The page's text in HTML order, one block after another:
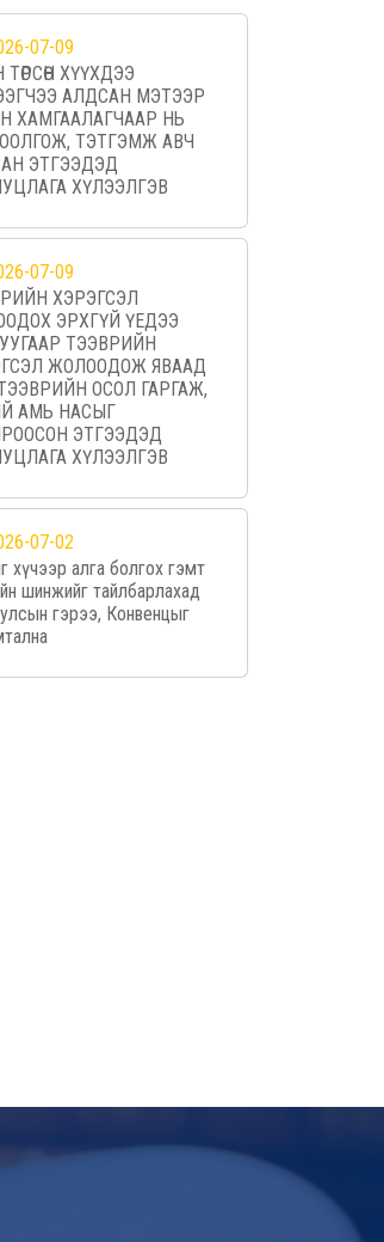
07-09
ТӨРСӨН ХҮҮХДЭЭ
АЛДСАН МЭТЭЭР
ХАМГААЛАГЧААР НЬ
ТЭТГЭМЖ АВЧ
ЭТГЭЭДЭД
ХҮЛЭЭЛГЭВ
07-09
ХЭРЭГСЭЛ
ЭРХГҮЙ ҮЕДЭЭ
ТЭЭВРИЙН
ЖОЛООДОЖ ЯВААД
ОСОЛ ГАРГАЖ,
АМЬ НАСЫГ
ЭТГЭЭДЭД
ХҮЛЭЭЛГЭВ
07-02
хүчээр алга болгох гэмт
шинжийг тайлбарлахад
гэрээ, Конвенцыг